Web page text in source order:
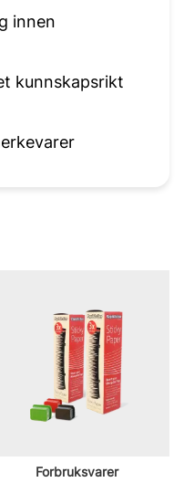
innen
kunnskapsrikt
Forbruksvarer